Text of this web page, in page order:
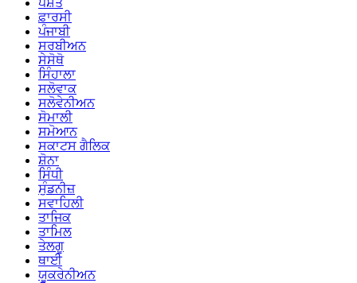
ਪਸ਼ਤੋ
ਫ਼ਾਰਸੀ
ਪੰਜਾਬੀ
ਸਰਬੀਅਨ
ਸੇਸੋਥੋ
ਸਿੰਹਾਲਾ
ਸਲੋਵਾਕ
ਸਲੋਵੇਨੀਅਨ
ਸੋਮਾਲੀ
ਸਮੋਆਨ
ਸਕਾਟਸ ਗੈਲਿਕ
ਸ਼ੋਨਾ
ਸਿੰਧੀ
ਸੁੰਡਨੀਜ਼
ਸਵਾਹਿਲੀ
ਤਾਜਿਕ
ਤਾਮਿਲ
ਤੇਲਗੂ
ਥਾਈ
ਯੂਕਰੇਨੀਅਨ